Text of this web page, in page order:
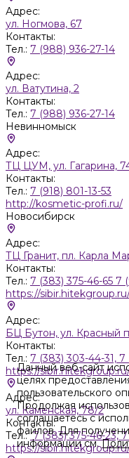
Адрес:
ул. Ногмова, 67
Контакты:
Тел.: 7 (988) 936-27-14
Адрес:
ул. Ватутина, 2
Контакты:
Тел.: 7 (988) 936-27-14
Невинномыск
Адрес:
ТЦ ЦУМ, ул. Гагарина,
Контакты:
Тел.: 7 (918) 801-13-53
http://kosmetic-profi.ru/
Новосибирск
Адрес:
ТЦ Гранит, пл. Карла
Контакты:
Тел.: 7 (383) 375-46-65 7
https://
Адрес:
БЦ Бутон, ул. Красный
Контакты:
Тел.: 7 (383) 303-44-31, 7
https://
Адрес:
ул. Каменская, 78/2
Контакты:
Тел.:7 (383) 375-46-23,
https://
Данный веб-сайт
целях
пользовательского
Продолжая
соглашаетесь с
файлов. Для
информации см.